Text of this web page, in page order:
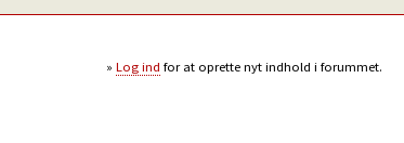
Log ind for at oprette nyt indhold i forummet.